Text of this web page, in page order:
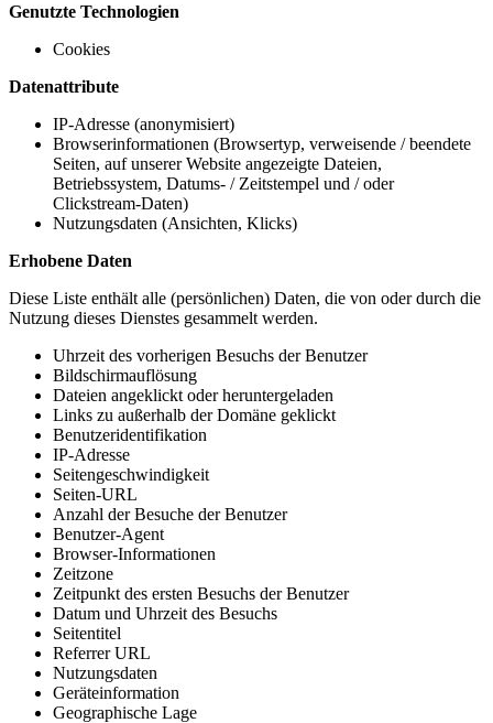
Genutzte Technologien
Cookies
Datenattribute
IP-Adresse (anonymisiert)
Browserinformationen (Browsertyp, verweisende / beendete
Seiten, auf unserer Website angezeigte Dateien,
Betriebssystem, Datums- / Zeitstempel und / oder
Clickstream-Daten)
Nutzungsdaten (Ansichten, Klicks)
Erhobene Daten
Diese Liste enthält alle (persönlichen) Daten, die von oder durch die
Nutzung dieses Dienstes gesammelt werden.
Uhrzeit des vorherigen Besuchs der Benutzer
Bildschirmauflösung
Dateien angeklickt oder heruntergeladen
Links zu außerhalb der Domäne geklickt
Benutzeridentifikation
IP-Adresse
Seitengeschwindigkeit
Seiten-URL
Anzahl der Besuche der Benutzer
Benutzer-Agent
Browser-Informationen
Zeitzone
Zeitpunkt des ersten Besuchs der Benutzer
Datum und Uhrzeit des Besuchs
Seitentitel
Referrer URL
Nutzungsdaten
Geräteinformation
Geographische Lage